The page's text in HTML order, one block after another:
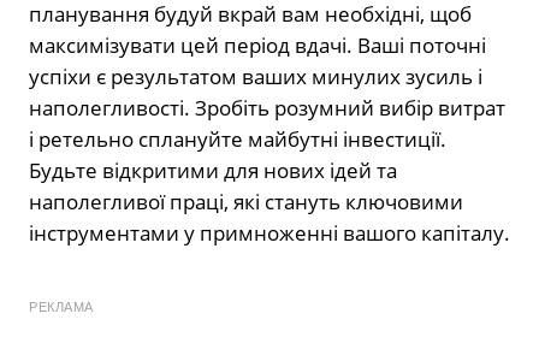
планування будуй вкрай вам необхідні, щоб
максимізувати цей період вдачі. Ваші поточні
успіхи є результатом ваших минулих зусиль і
наполегливості. Зробіть розумний вибір витрат
і ретельно сплануйте майбутні інвестиції.
Будьте відкритими для нових ідей та
наполегливої праці, які стануть ключовими
інструментами у примноженні вашого капіталу.
РЕКЛАМА